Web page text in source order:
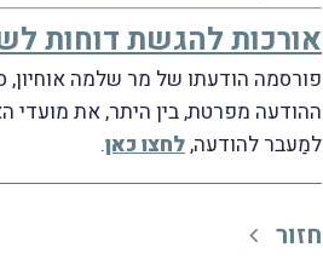
אורכות להגשת דוחות
פורסמה הודעתו של מר שלמה אוחיון,
ההודעה מפרטת, בין היתר, את מועדי הארכּות למיַיצגים לשנת-המס 2020 ומכסות
למַעבר להודעה,לחצו כאן.
חזור